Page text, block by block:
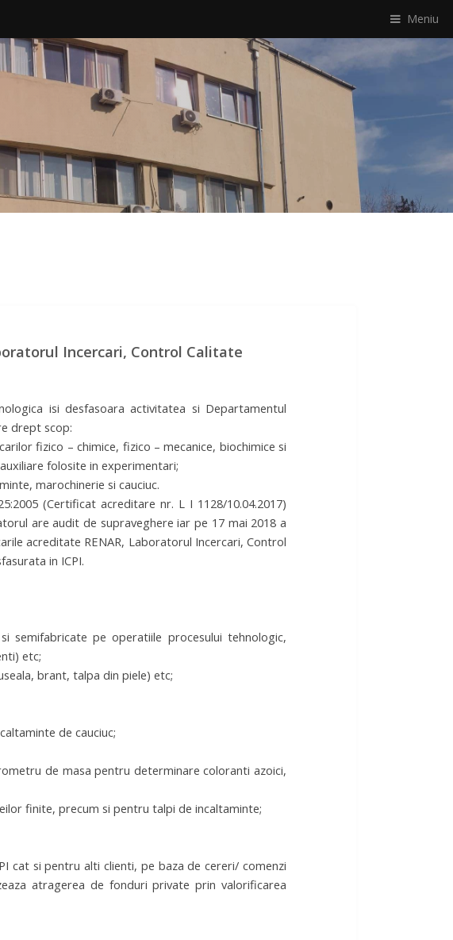
Meniu
Incercari, Control Calitate
isi desfasoara activitatea si Departamentul
drept scop:
fizico – chimice, fizico – mecanice, biochimice si
folosite in experimentari;
marochinerie si cauciuc.
(Certificat acreditare nr. L I 1128/10.04.2017)
are audit de supraveghere iar pe 17 mai 2018 a
acreditate RENAR, Laboratorul Incercari, Control
in ICPI.
semifabricate pe operatiile procesului tehnologic,
etc;
brant, talpa din piele) etc;
de cauciuc;
de masa pentru determinare coloranti azoici,
finite, precum si pentru talpi de incaltaminte;
cat si pentru alti clienti, pe baza de cereri/ comenzi
atragerea de fonduri private prin valorificarea